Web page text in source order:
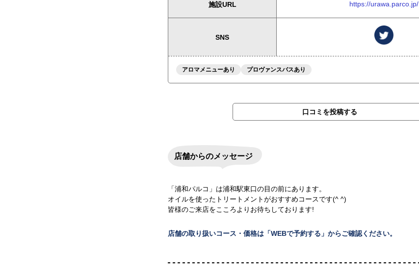
施設URL https://urawa.parco.jp/
SNS
アロマメニューあり プロヴァンスバスあり
口コミを投稿する
店舗からのメッセージ
「浦和パルコ」は浦和駅東口の目の前にあります。
オイルを使ったトリートメントがおすすめコースです(^ ^)
皆様のご来店をこころよりお待ちしております!
店舗の取り扱いコース・価格は「WEBで予約する」からご確認ください。